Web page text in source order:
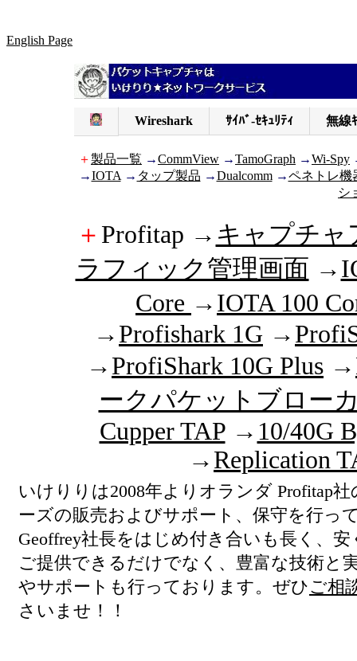
English Page
Wireshark ｻｲﾊﾞ-ｾｷｭﾘﾃｨ 無線
＋製品一覧 →CommView →TamoGraph →Wi-Spy
→IOTA → タップ製品 →Dualcomm→ペネトレ機
シ
＋ Profitap → キャプチャ
ラフィック管理画面 →
Core → IOTA 100
→ Profishark 1G →
→ ProfiShark 10G Plus →
ークパケットブロー
Cupper TAP→ 10/40G
→ Replication
いけりりは2008年よりオランダ Profitap社
ーズの販売およびサポート、保守を行っ
Geoffrey社長をはじめ付き合いも長く、
ご提供できるだけでなく、豊富な技術と
やサポートも行っております。ぜひご相
さいませ！！